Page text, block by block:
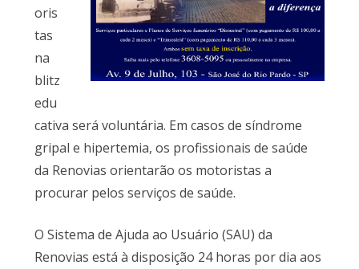
oris
tas
na
blitz
edu
cativa será voluntária. Em casos de síndrome
gripal e hipertemia, os profissionais de saúde
da Renovias orientarão os motoristas a
procurar pelos serviços de saúde.
O Sistema de Ajuda ao Usuário (SAU) da
Renovias está à disposição 24 horas por dia aos